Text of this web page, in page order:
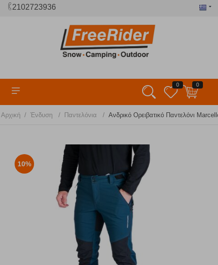
2102723936
0 0
Αρχική / Ένδυση / Παντελόνια / Ανδρικό Ορειβατικό Παντελόνι
10%